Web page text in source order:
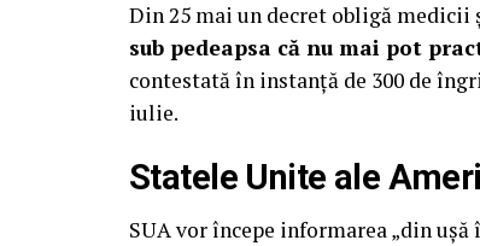
Din 25 mai un decret obligă
sub pedeapsa că nu mai pot
contestată în instanță de 300 de
iulie.
Statele Unite ale
SUA vor începe informarea „din